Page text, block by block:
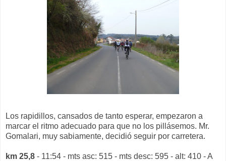
Los rapidillos, cansados de tanto esperar, empezaron a
marcar el ritmo adecuado para que no los pillásemos. Mr.
Gomalari, muy sabiamente, decidió seguir por carretera.
km 25,8 - 11:54 - mts asc: 515 - mts desc: 595 - alt: 410 - A